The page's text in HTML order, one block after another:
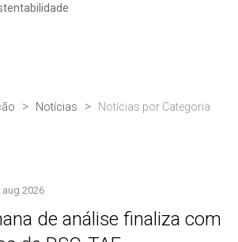
Notícias Notícias por Categoria
aug 2026
de análise finaliza com